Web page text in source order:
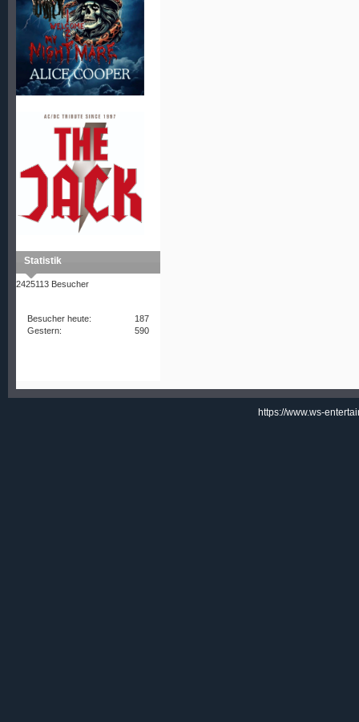
Statistik
2425113 Besucher
Besucher heute:
187
Gestern:
590
https://www.ws-